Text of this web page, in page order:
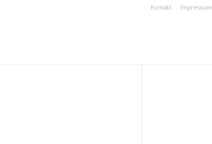
Kontakt Impressum